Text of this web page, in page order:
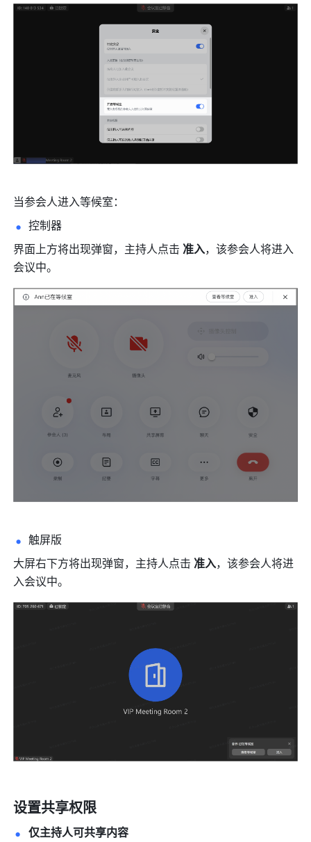
当参会人进入等候室：
控制器
界面上方将出现弹窗，主持人点击 准入，该参会人将进入
会议中。
触屏版
大屏右下方将出现弹窗，主持人点击 准入，该参会人将进
入会议中。
设置共享权限
仅主持人可共享内容